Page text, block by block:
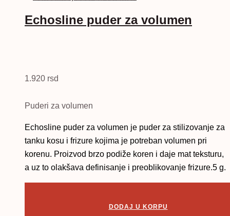
Echosline puder za volumen
1.920 rsd
Puderi za volumen
Echosline puder za volumen je puder za stilizovanje za
tanku kosu i frizure kojima je potreban volumen pri
korenu. Proizvod brzo podiže koren i daje mat teksturu,
a uz to olakšava definisanje i preoblikovanje frizure.5 g.
DODAJ U KORPU